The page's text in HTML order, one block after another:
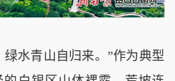
水青山自归来。”作为典型